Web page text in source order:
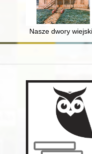
piśmiennictwie czeskim i
Nasze dwory